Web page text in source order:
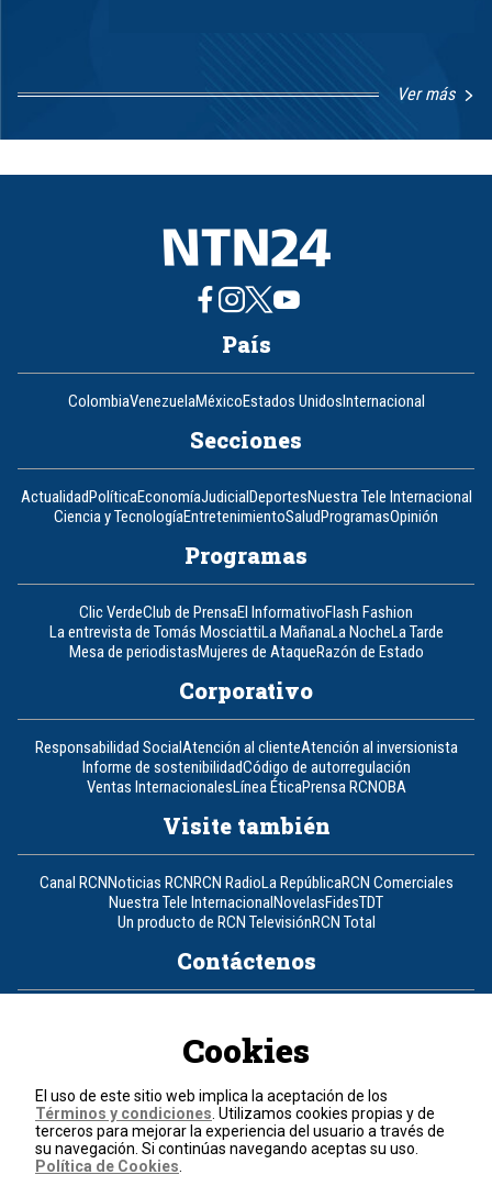
Ver más
1
8
País
ColombiaVenezuelaMéxicoEstados UnidosInternacional
Secciones
ActualidadPolíticaEconomíaJudicialDeportesNuestra Tele Internacional
Ciencia y TecnologíaEntretenimientoSaludProgramasOpinión
Programas
Clic VerdeClub de PrensaEl InformativoFlash Fashion
La entrevista de Tomás MosciattiLa MañanaLa NocheLa Tarde
Mesa de periodistasMujeres de AtaqueRazón de Estado
Corporativo
Responsabilidad SocialAtención al clienteAtención al inversionista
Informe de sostenibilidadCódigo de autorregulación
Ventas InternacionalesLínea ÉticaPrensa RCNOBA
Visite también
Canal RCNNoticias RCNRCN RadioLa RepúblicaRCN Comerciales
Nuestra Tele InternacionalNovelasFidesTDT
Un producto de RCN TelevisiónRCN Total
Contáctenos
Política de cookies
Términos y condiciones
© 2026, RCN Medios.
Todos los derechos reservados.
Cookies
El uso de este sitio web implica la aceptación de los
Términos y condiciones . Utilizamos cookies propias y de
terceros para mejorar la experiencia del usuario a través de
su navegación. Si continúas navegando aceptas su uso.
Política de Cookies